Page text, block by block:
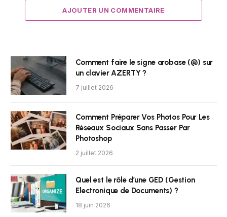
AJOUTER UN COMMENTAIRE
Comment faire le signe arobase (@) sur
un clavier AZERTY ?
7 juillet 2026
Comment Préparer Vos Photos Pour Les
Réseaux Sociaux Sans Passer Par
Photoshop
2 juillet 2026
Quel est le rôle d’une GED (Gestion
Electronique de Documents) ?
18 juin 2026